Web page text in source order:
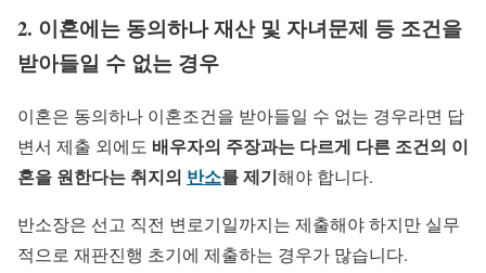
2. 이혼에는 동의하나 재산 및 자녀문제 등 조건을
받아들일 수 없는 경우
이혼은 동의하나 이혼조건을 받아들일 수 없는 경우라면 답
변서 제출 외에도 배우자의 주장과는 다르게 다른 조건의 이
혼을 원한다는 취지의 반소를 제기해야 합니다.
반소장은 선고 직전 변로기일까지는 제출해야 하지만 실무
적으로 재판진행 초기에 제출하는 경우가 많습니다.